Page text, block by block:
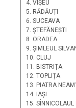
4. VIȘEU
5. RĂDĂUȚI
6. SUCEAVA
7. ȘTEFĂNEȘTI
8. ORADEA
9. ȘIMLEUL
10. CLUJ
11. BISTRIȚA
12. TOPLIȚA
13. PIATRA
14. IAȘI
15. SÎNNICOLAUL